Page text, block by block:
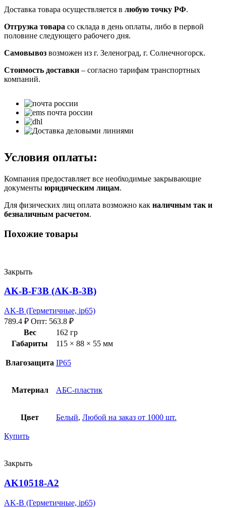
Доставка товара осуществляется в любую точку РФ.
Отгрузка товара со склада в день оплаты, либо в первой
половине следующего рабочего дня.
Самовывоз возможен из г. Зеленоград, г. Солнечногорск.
Стоимость доставки – согласно тарифам транспортных
компаний.
Условия оплаты:
Компания предоставляет все необходимые закрывающие
документы юридическим лицам.
Для физических лиц оплата возможно как наличным так и
безналичным расчетом.
Похожие товары
Закрыть
AK-B-F3B (AK-B-3B)
AK-B (Герметичные, ip65)
789.4 ₽ Опт: 563.8 ₽
Вес
162 гр
Габариты
115 × 88 × 55 мм
Влагозащита IP65
Материал АБС-пластик
Цвет Белый, Любой на заказ от 1000 шт.
Купить
Закрыть
AK10518-A2
AK-B (Герметичные, ip65)